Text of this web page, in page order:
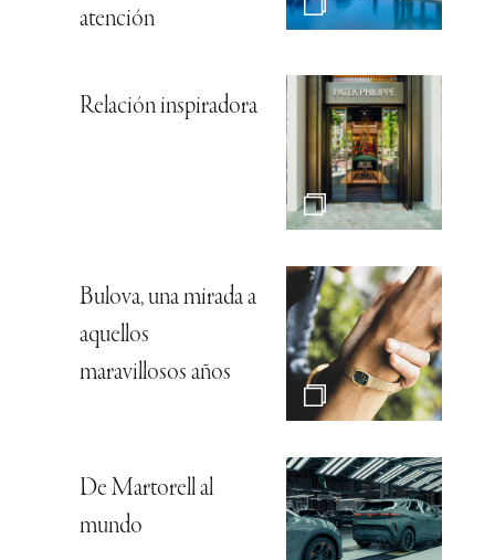
atención
Relación inspiradora
Bulova, una mirada a
aquellos
maravillosos años
De Martorell al
mundo